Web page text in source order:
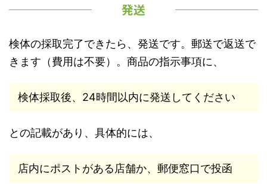
発送
検体の採取完了できたら、発送です。郵送で返送で
きます（費用は不要）。商品の指示事項に、
検体採取後、24時間以内に発送してください
との記載があり、具体的には、
店内にポストがある店舗か、郵便窓口で投函